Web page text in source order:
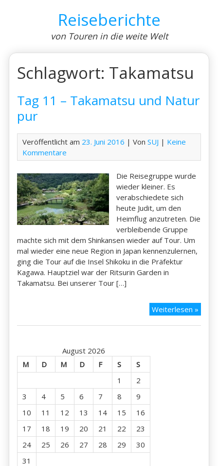
Reiseberichte
von Touren in die weite Welt
Schlagwort: Takamatsu
Tag 11 – Takamatsu und Natur
pur
Veröffentlicht am 23. Juni 2016 | VonSUJ | Keine
Kommentare
Die Reisegruppe wurde
wieder kleiner. Es
verabschiedete sich
heute Judit, um den
Heimflug anzutreten. Die
verbleibende Gruppe
machte sich mit dem Shinkansen wieder auf Tour. Um
mal wieder eine neue Region in Japan kennenzulernen,
ging die Tour auf die Insel Shikoku in die Präfektur
Kagawa. Hauptziel war der Ritsurin Garden in
Takamatsu. Bei unserer Tour […]
Weiterlesen »Tag
August 2026
M
D M D F S
S
1
2
3
4 5 6 7 8
9
10
11 12 13 14 15
16
17
18 19 20 21 22
23
24
25 26 27 28 29
30
31